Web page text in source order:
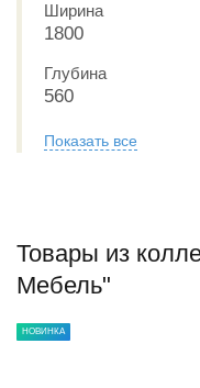
Ширина
1800
Глубина
560
Показать все
Товары из
Мебель"
НОВИНКА